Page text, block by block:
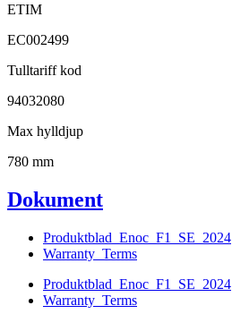
ETIM
EC002499
Tulltariff kod
94032080
Max hylldjup
780 mm
Dokument
Produktblad_Enoc_F1_SE_2024
Warranty_Terms
Produktblad_Enoc_F1_SE_2024
Warranty_Terms